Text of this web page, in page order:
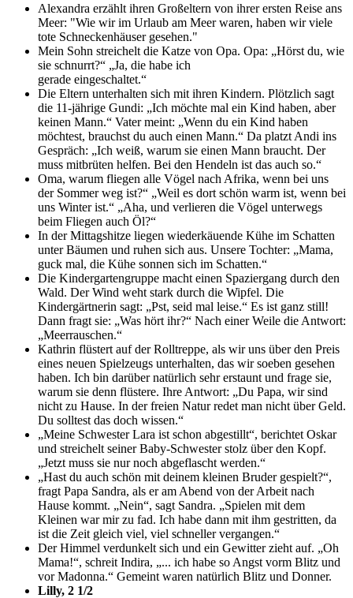
Alexandra erzählt ihren Großeltern von ihrer ersten Reise ans
Meer: "Wie wir im Urlaub am Meer waren, haben wir viele
tote Schneckenhäuser gesehen."
Mein Sohn streichelt die Katze von Opa. Opa: „Hörst du, wie
sie schnurrt?“ „Ja, die habe ich
gerade eingeschaltet.“
Die Eltern unterhalten sich mit ihren Kindern. Plötzlich sagt
die 11-jährige Gundi: „Ich möchte mal ein Kind haben, aber
keinen Mann.“ Vater meint: „Wenn du ein Kind haben
möchtest, brauchst du auch einen Mann.“ Da platzt Andi ins
Gespräch: „Ich weiß, warum sie einen Mann braucht. Der
muss mitbrüten helfen. Bei den Hendeln ist das auch so.“
Oma, warum fliegen alle Vögel nach Afrika, wenn bei uns
der Sommer weg ist?“ „Weil es dort schön warm ist, wenn bei
uns Winter ist.“ „Aha, und verlieren die Vögel unterwegs
beim Fliegen auch Öl?“
In der Mittagshitze liegen wiederkäuende Kühe im Schatten
unter Bäumen und ruhen sich aus. Unsere Tochter: „Mama,
guck mal, die Kühe sonnen sich im Schatten.“
Die Kindergartengruppe macht einen Spaziergang durch den
Wald. Der Wind weht stark durch die Wipfel. Die
Kindergärtnerin sagt: „Pst, seid mal leise.“ Es ist ganz still!
Dann fragt sie: „Was hört ihr?“ Nach einer Weile die Antwort:
„Meerrauschen.“
Kathrin flüstert auf der Rolltreppe, als wir uns über den Preis
eines neuen Spielzeugs unterhalten, das wir soeben gesehen
haben. Ich bin darüber natürlich sehr erstaunt und frage sie,
warum sie denn flüstere. Ihre Antwort: „Du Papa, wir sind
nicht zu Hause. In der freien Natur redet man nicht über Geld.
Du solltest das doch wissen.“
„Meine Schwester Lara ist schon abgestillt“, berichtet Oskar
und streichelt seiner Baby-Schwester stolz über den Kopf.
„Jetzt muss sie nur noch abgeflascht werden.“
„Hast du auch schön mit deinem kleinen Bruder gespielt?“,
fragt Papa Sandra, als er am Abend von der Arbeit nach
Hause kommt. „Nein“, sagt Sandra. „Spielen mit dem
Kleinen war mir zu fad. Ich habe dann mit ihm gestritten, da
ist die Zeit gleich viel, viel schneller vergangen.“
Der Himmel verdunkelt sich und ein Gewitter zieht auf. „Oh
Mama!“, schreit Indira, „... ich habe so Angst vorm Blitz und
vor Madonna.“ Gemeint waren natürlich Blitz und Donner.
Lilly, 2 1/2